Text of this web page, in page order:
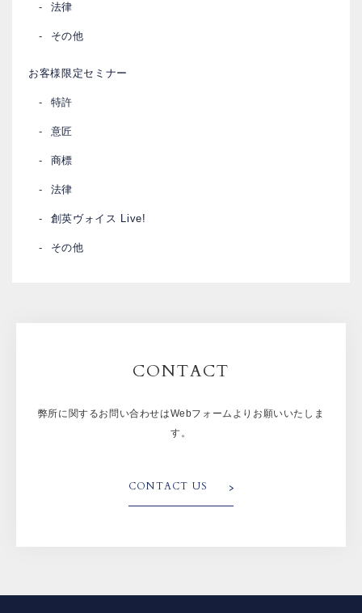
法律
その他
お客様限定セミナー
特許
意匠
商標
法律
創英ヴォイス Live!
その他
CONTACT
弊所に関するお問い合わせはWebフォームよりお願いいたしま
す。
CONTACT US